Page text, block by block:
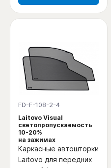
FD-F-108-2-4
Laitovo Visual
светопропускаемость
10-20%
на зажимах
Каркасные автошторки
Laitovo для передних